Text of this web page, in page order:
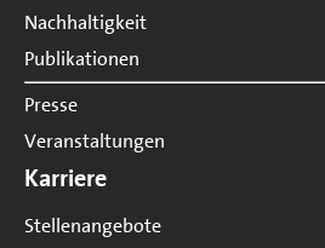
Nachhaltigkeit
Publikationen
Presse
Veranstaltungen
Karriere
Stellenangebote